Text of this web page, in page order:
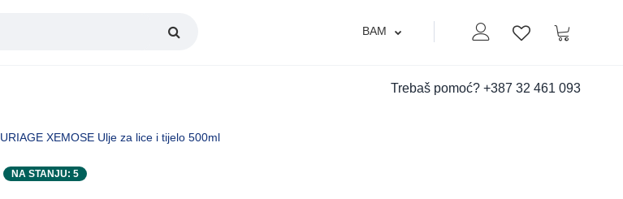
Moj nalogLista zelja
Korpa
BAM
Trebaš pomoć? +387 32 461 093
URIAGE XEMOSE Ulje za lice i tijelo 500ml
NA STANJU: 5